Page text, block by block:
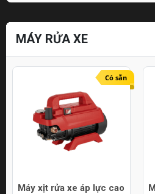
MÁY RỬA XE
Có sẵn
Máy xịt rửa xe áp lực cao